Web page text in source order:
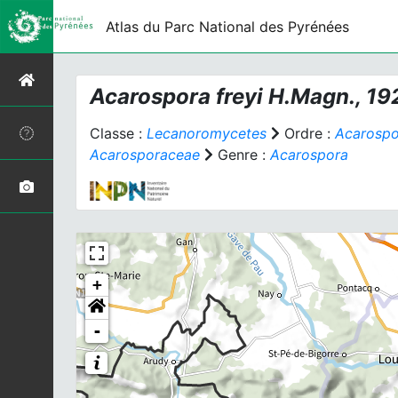
Atlas du Parc National des Pyrénées
Acarospora freyi H.Magn.,
Classe : Lecanoromycetes Ordre :
Acarosporaceae
Genre :Acarospora
+
-